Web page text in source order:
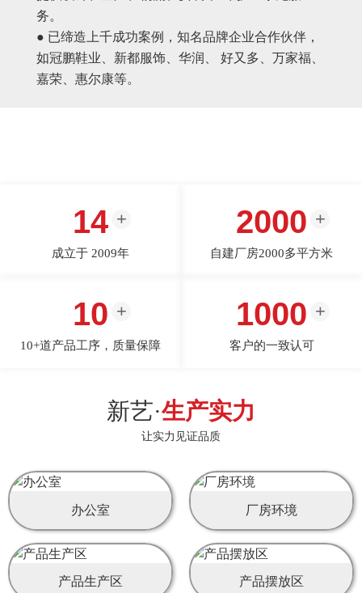
务。
● 已缔造上千成功案例，知名品牌企业合作伙伴，
如冠鹏鞋业、新都服饰、华润、 好又多、万家福、
嘉荣、惠尔康等。
14
成立于 2009年
2000
自建厂房2000多平方米
10
10+道产品工序，质量保障
1000
客户的一致认可
新艺·生产实力
让实力见证品质
办公室 厂房环境
产品生产区 产品摆放区